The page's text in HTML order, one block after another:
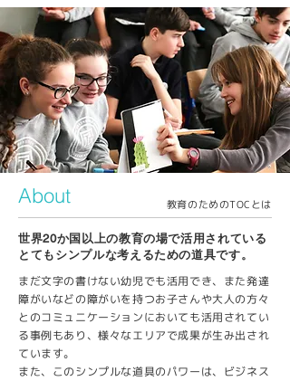
About 教育のためのTOCとは
世界20か国以上の教育の場で活用されている
とてもシンプルな考えるための道具です。
まだ文字の書けない幼児でも活用でき、また発達
障がいなどの障がいを持つお子さんや大人の方々
とのコミュニケーションにおいても活用されてい
る事例もあり、様々なエリアで成果が生み出され
ています。
また、このシンプルな道具のパワーは、ビジネス